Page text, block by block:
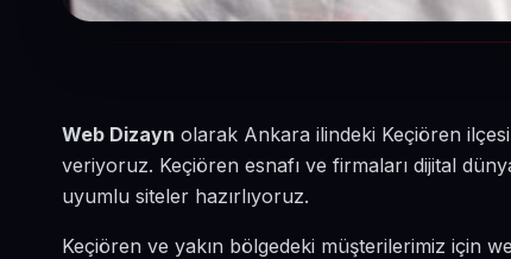
Web Dizayn olarak Ankara ilindeki Keçiören
veriyoruz. Keçiören esnafı ve firmaları dijital
uyumlu siteler hazırlıyoruz.
Keçiören ve yakın bölgedeki müşterilerimiz için